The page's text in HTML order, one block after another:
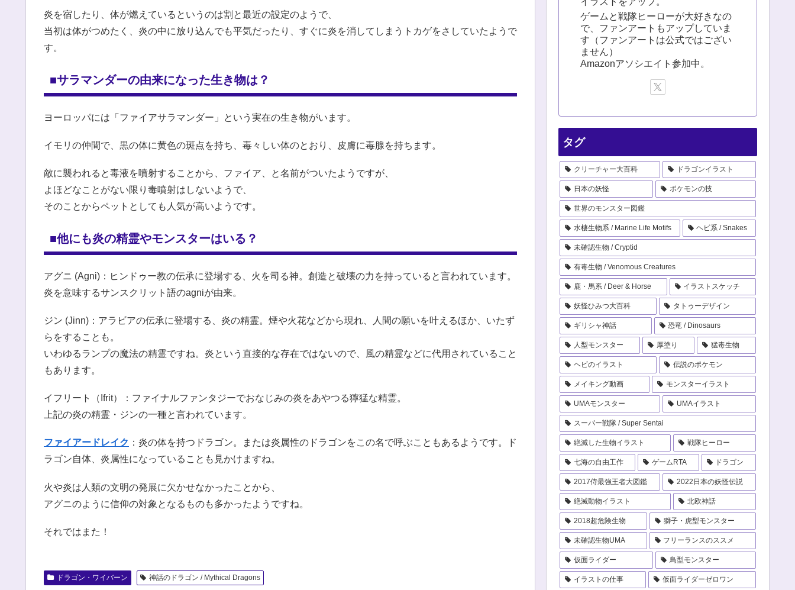
炎を宿したり、体が燃えているというのは割と最近の設定のようで、
当初は体がつめたく、炎の中に放り込んでも平気だったり、すぐに炎を消してしまうトカゲをさしていたようで
す。
■サラマンダーの由来になった生き物は？
ヨーロッパには「ファイアサラマンダー」という実在の生き物がいます。
イモリの仲間で、黒の体に黄色の斑点を持ち、毒々しい体のとおり、皮膚に毒腺を持ちます。
敵に襲われると毒液を噴射することから、ファイア、と名前がついたようですが、
よほどなことがない限り毒噴射はしないようで、
そのことからペットとしても人気が高いようです。
■他にも炎の精霊やモンスターはいる？
アグニ (Agni)：ヒンドゥー教の伝承に登場する、火を司る神。創造と破壊の力を持っていると言われています。
炎を意味するサンスクリット語のagniが由来。
ジン (Jinn)：アラビアの伝承に登場する、炎の精霊。煙や火花などから現れ、人間の願いを叶えるほか、いたず
らをすることも。
いわゆるランプの魔法の精霊ですね。炎という直接的な存在ではないので、風の精霊などに代用されていること
もあります。
イフリート（Ifrit）：ファイナルファンタジーでおなじみの炎をあやつる獰猛な精霊。
上記の炎の精霊・ジンの一種と言われています。
ファイアードレイク ：炎の体を持つドラゴン。または炎属性のドラゴンをこの名で呼ぶこともあるようです。ド
ラゴン自体、炎属性になっていることも見かけますね。
火や炎は人類の文明の発展に欠かせなかったことから、
アグニのように信仰の対象となるものも多かったようですね。
それではまた！
ドラゴン・ワイバーン 神話のドラゴン / Mythical Dragons
ゲームと戦隊ヒーローが大好きなの
で、ファンアートもアップしていま
す（ファンアートは公式ではござい
ません）
Amazonアソシエイト参加中。
タグ
クリーチャー大百科 ドラゴンイラスト
日本の妖怪 ポケモンの技
世界のモンスター図鑑
水棲生物系 / Marine Life Motifs ヘビ系 / Snakes
未確認生物 / Cryptid
有毒生物 / Venomous Creatures
鹿・馬系 / Deer & Horse イラストスケッチ
妖怪ひみつ大百科 タトゥーデザイン
ギリシャ神話 恐竜 / Dinosaurs
人型モンスター 厚塗り 猛毒生物
ヘビのイラスト 伝説のポケモン
メイキング動画 モンスターイラスト
UMAモンスター UMAイラスト
スーパー戦隊 / Super Sentai
絶滅した生物イラスト 戦隊ヒーロー
七海の自由工作 ゲームRTA ドラゴン
2017侍最強王者大図鑑 2022日本の妖怪伝説
絶滅動物イラスト 北欧神話
2018超危険生物 獅子・虎型モンスター
未確認生物UMA フリーランスのススメ
仮面ライダー 鳥型モンスター
イラストの仕事 仮面ライダーゼロワン